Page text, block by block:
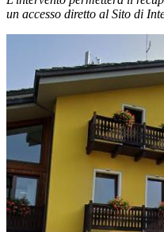
un accesso diretto al Sito di